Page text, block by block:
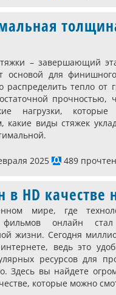
– завершающий
основой для
распределить тепло от
нагрузки,
какие виды стяжек
2025 489
HD качестве
мире, где
фильмов онлайн
жизни. Сегодня
ведь это
ресурсов для
Здесь вы найдете
которые можно